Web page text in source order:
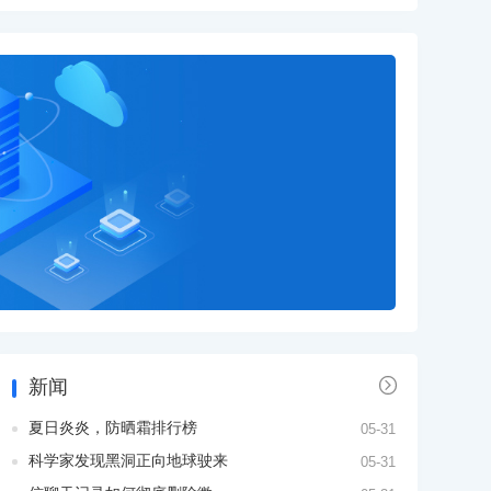
新闻 
夏日炎炎，防晒霜排行榜 05-31
科学家发现黑洞正向地球驶来 05-31